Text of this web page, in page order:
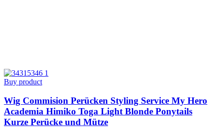
Buy product
Wig Commision Perücken Styling Service My Hero
Academia Himiko Toga Light Blonde Ponytails
Kurze Perücke und Mütze